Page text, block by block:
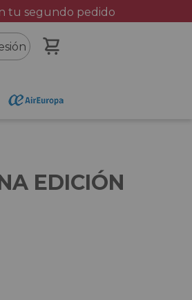
tu segundo pedido
EDICIÓN